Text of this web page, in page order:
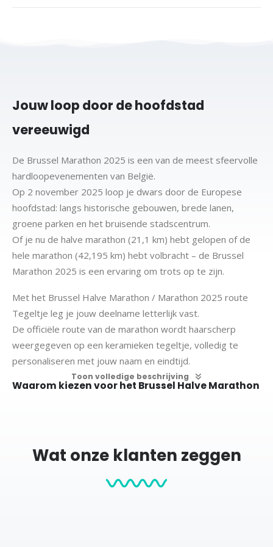
Jouw loop door de hoofdstad
vereeuwigd
De Brussel Marathon 2025 is een van de meest sfeervolle
hardloopevenementen van België.
Op 2 november 2025 loop je dwars door de Europese
hoofdstad: langs historische gebouwen, brede lanen,
groene parken en het bruisende stadscentrum.
Of je nu de halve marathon (21,1 km) hebt gelopen of de
hele marathon (42,195 km) hebt volbracht – de Brussel
Marathon 2025 is een ervaring om trots op te zijn.
Met het Brussel Halve Marathon / Marathon 2025 route
Tegeltje leg je jouw deelname letterlijk vast.
De officiële route van de marathon wordt haarscherp
weergegeven op een keramieken tegeltje, volledig te
personaliseren met jouw naam en eindtijd.
Waarom kiezen voor het Brussel Halve Marathon
een stijlvolle lijnillustratie.
Duurzaam keramiek – haarscherp bedrukt en kleurvast.
of op te hangen met een haakje.
Toon volledige beschrijving
Wat onze klanten zeggen